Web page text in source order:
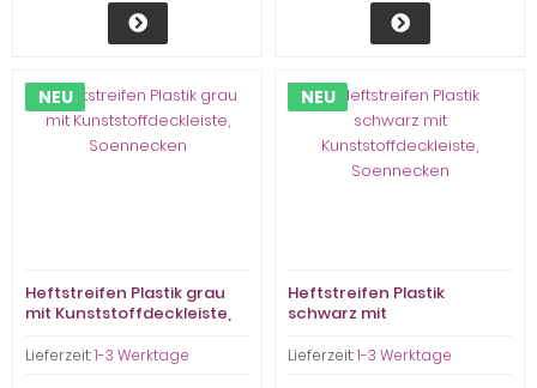
NEU
Heftstreifen Plastik grau
mit Kunststoffdeckleiste,
Lieferzeit:1-3 Werktage
NEU
Heftstreifen Plastik
schwarz mit
Soennecken
Lieferzeit:1-3 Werktage